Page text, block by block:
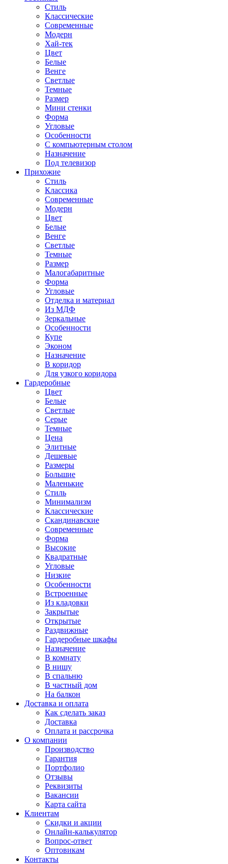
Стиль
Классические
Современные
Модерн
Хай-тек
Цвет
Белые
Венге
Светлые
Темные
Размер
Мини стенки
Форма
Угловые
Особенности
С компьютерным столом
Назначение
Под телевизор
Прихожие
Стиль
Классика
Современные
Модерн
Цвет
Белые
Венге
Светлые
Темные
Размер
Малогабаритные
Форма
Угловые
Отделка и материал
Из МДФ
Зеркальные
Особенности
Купе
Эконом
Назначение
В коридор
Для узкого коридора
Гардеробные
Цвет
Белые
Светлые
Серые
Темные
Цена
Элитные
Дешевые
Размеры
Большие
Маленькие
Стиль
Минимализм
Классические
Скандинавские
Современные
Форма
Высокие
Квадратные
Угловые
Низкие
Особенности
Встроенные
Из кладовки
Закрытые
Открытые
Раздвижные
Гардеробные шкафы
Назначение
В комнату
В нишу
В спальню
В частный дом
На балкон
Доставка и оплата
Как сделать заказ
Доставка
Оплата и рассрочка
О компании
Производство
Гарантия
Портфолио
Отзывы
Реквизиты
Вакансии
Карта сайта
Клиентам
Скидки и акции
Онлайн-калькулятор
Вопрос-ответ
Оптовикам
Контакты